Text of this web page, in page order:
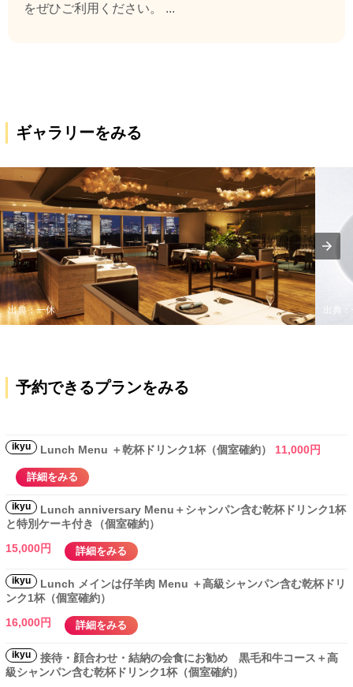
をぜひご利用ください。 ...
ギャラリーをみる
出典：一休
予約できるプランをみる
ikyu Lunch Menu ＋乾杯ドリンク1杯（個室確約） 11,000円
詳細をみる
ikyu
Lunch anniversary Menu＋シャンパン含む乾杯ドリンク1杯
と特別ケーキ付き（個室確約）
15,000円
詳細をみる
ikyu
Lunch メインは仔羊肉 Menu ＋高級シャンパン含む乾杯ドリ
ンク1杯（個室確約）
16,000円
詳細をみる
ikyu
接待・顔合わせ・結納の会食にお勧め 黒毛和牛コース＋高
級シャンパン含む乾杯ドリンク1杯（個室確約）